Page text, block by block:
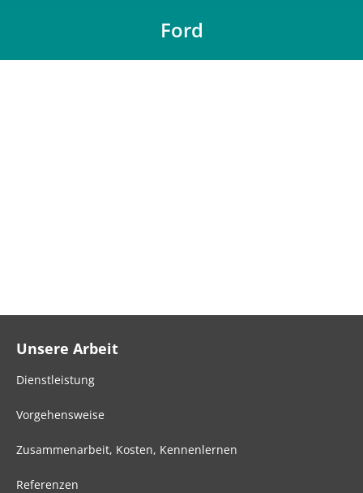
Ford
Unsere Arbeit
Dienstleistung
Vorgehensweise
Zusammenarbeit, Kosten, Kennenlernen
Referenzen